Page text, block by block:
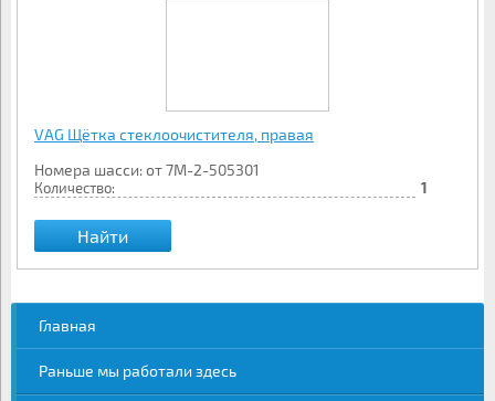
VAG Щётка стеклоочистителя, правая
Номера шасси: от 7M-2-505301
Количество: 1
Найти
Главная
Раньше мы работали здесь